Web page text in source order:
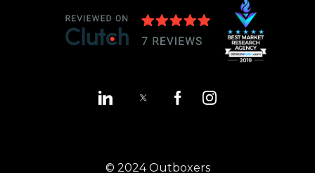
© 2024 Outboxers